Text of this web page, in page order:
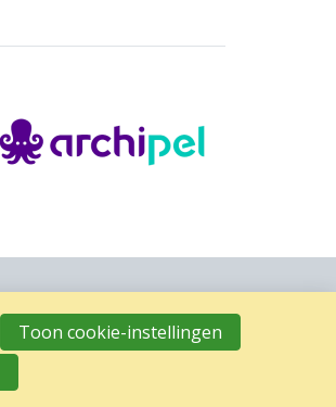
Toon cookie-instellingen